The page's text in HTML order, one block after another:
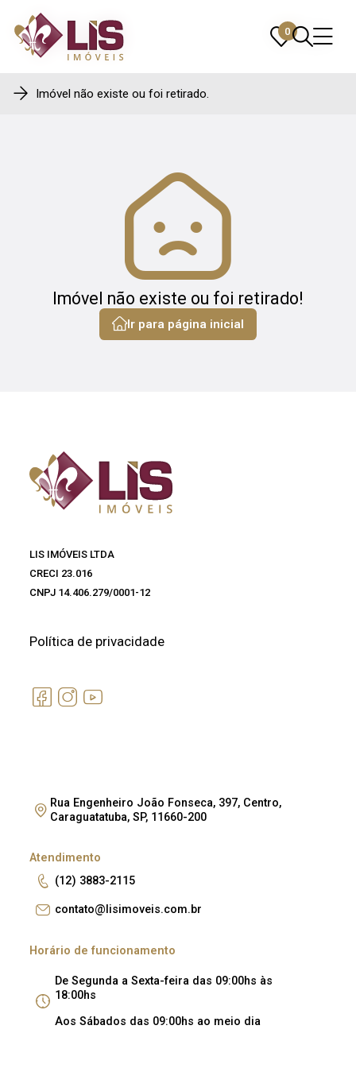
0
0
Imóvel não existe ou foi retirado.
Imóvel não existe ou foi retirado!
Ir para página inicial
LIS IMÓVEIS LTDA
CRECI 23.016
CNPJ 14.406.279/0001-12
Política de privacidade
Rua Engenheiro João Fonseca, 397, Centro,
Caraguatatuba, SP, 11660-200
Atendimento
(12) 3883-2115
contato@lisimoveis.com.br
Horário de funcionamento
De Segunda a Sexta-feira das 09:00hs às
18:00hs
Aos Sábados das 09:00hs ao meio dia